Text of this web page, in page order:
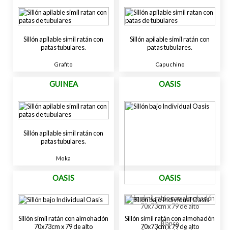
Sillón apilable simil ratán con
patas tubulares.
Grafito
Sillón apilable simil ratán con
patas tubulares.
Capuchino
GUINEA
Sillón apilable simil ratán con
patas tubulares.
Moka
OASIS
Sillón simil ratán con almohadón
70x73cm x 79 de alto
Blanco
OASIS
Sillón simil ratán con almohadón
70x73cm x 79 de alto
OASIS
Sillón simil ratán con almohadón
70x73cm x 79 de alto